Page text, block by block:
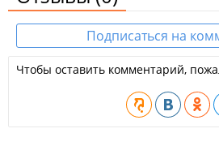
Подписаться на
Чтобы оставить комментарий,